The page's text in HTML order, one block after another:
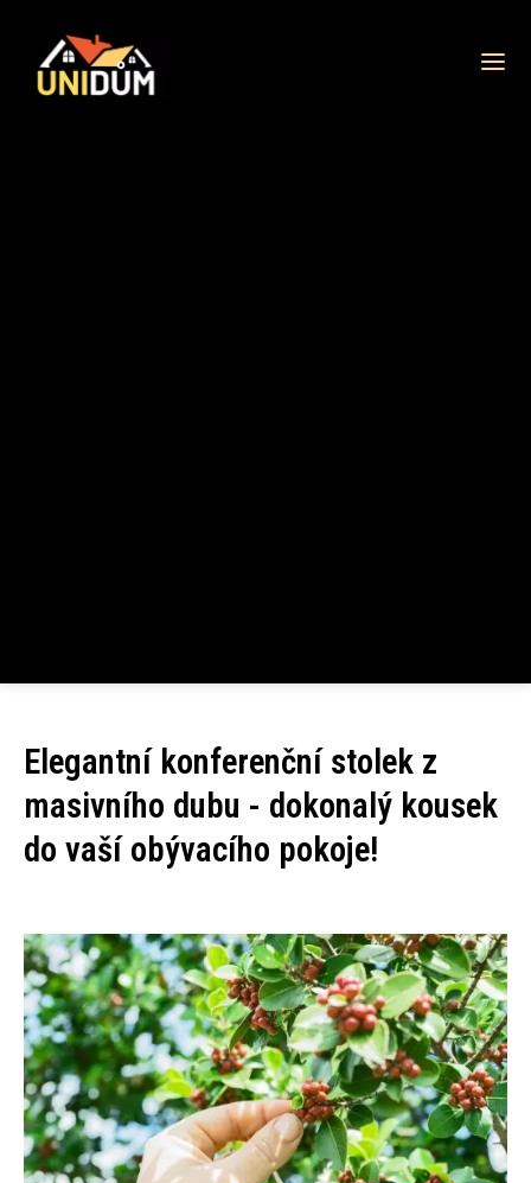
Elegantní konferenční stolek z
masivního dubu - dokonalý kousek
do vaší obývacího pokoje!